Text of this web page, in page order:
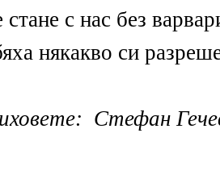
с нас без
някакво си
Стефан